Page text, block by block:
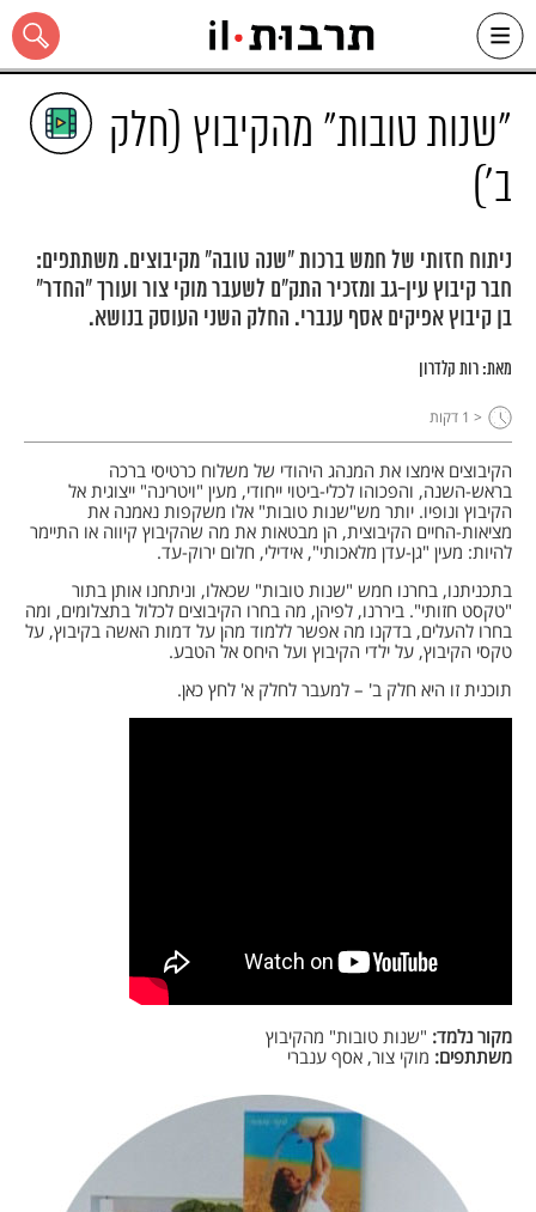
Skip
content
כל האתר
"שנות טובות" מהקיבוץ (חלק
ב')
ניתוח חזותי של חמש ברכות "שנה טובה" מקיבוצים. משתתפים:
חבר קיבוץ עין-גב ומזכיר התק"ם לשעבר מוקי צור ועורך "החדר"
בן קיבוץ אפיקים אסף ענברי. החלק השני העוסק בנושא.
מאת:רות קלדרון
< 1 דקות
הקיבוצים אימצו את המנהג היהודי של משלוח כרטיסי ברכה
בראש-השנה, והפכוהו לכלי-ביטוי ייחודי, מעין "ויטרינה" ייצוגית אל
הקיבוץ ונופיו. יותר מש"שנות טובות" אלו משקפות נאמנה את
מציאות-החיים הקיבוצית, הן מבטאות את מה שהקיבוץ קיווה או התיימר
להיות: מעין "גן-עדן מלאכותי", אידילי, חלום ירוק-עד.
בתכניתנו, בחרנו חמש "שנות טובות" שכאלו, וניתחנו אותן בתור
"טקסט חזותי". ביררנו, לפיהן, מה בחרו הקיבוצים לכלול בתצלומים, ומה
בחרו להעלים, בדקנו מה אפשר ללמוד מהן על דמות האשה בקיבוץ, על
טקסי הקיבוץ, על ילדי הקיבוץ ועל היחס אל הטבע.
תוכנית זו היא חלק ב' – למעבר לחלק א' לחץ כאן.
מקור נלמד: "שנות טובות" מהקיבוץ
משתתפים: מוקי צור, אסף ענברי